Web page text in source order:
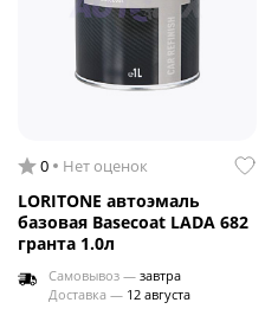
0 Нет оценок
LORITONE автоэмаль
базовая Basecoat LADA 682
гранта 1.0л
Самовывоз — завтра
Доставка — 12 августа